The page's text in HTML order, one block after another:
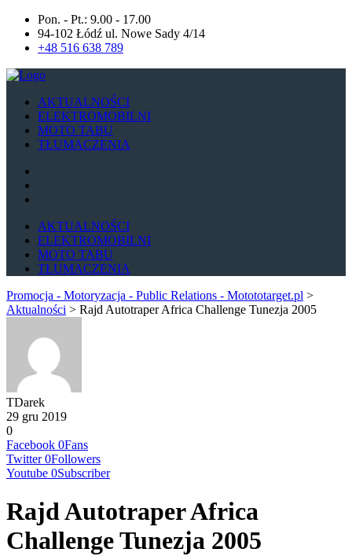
Pon. - Pt.: 9.00 - 17.00
94-102 Łódź ul. Nowe Sady 4/14
+48 516 638 789
AKTUALNOŚCI
ELEKTROMOBILNI
MOTO TABU
TŁUMACZENIA
AKTUALNOŚCI
ELEKTROMOBILNI
MOTO TABU
TŁUMACZENIA
Promocja - Motoryzacja - Public Relations - Motototarget.pl >
Aktualności > Rajd Autotraper Africa Challenge Tunezja 2005
TDarek
29 gru 2019
0
Facebook 0Fans
Twitter 0Followers
Youtube 0Subscriber
Rajd Autotraper Africa
Challenge Tunezja 2005